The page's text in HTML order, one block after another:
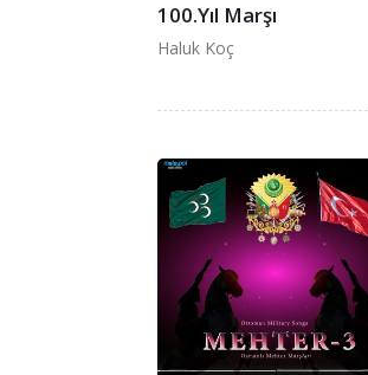
100.Yıl Marşı
Haluk Koç